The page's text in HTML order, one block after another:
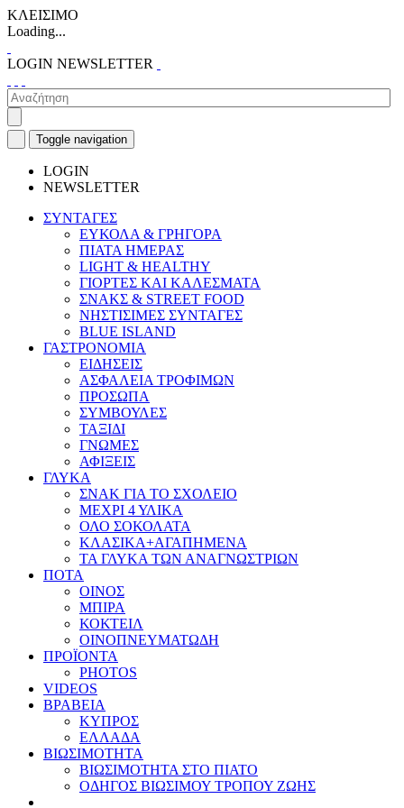
ΚΛΕΙΣΙΜΟ
Loading...
LOGIN NEWSLETTER
Toggle navigation
LOGIN
NEWSLETTER
ΣΥΝΤΑΓΕΣ
ΕΥΚΟΛΑ & ΓΡΗΓΟΡΑ
ΠΙΑΤΑ ΗΜΕΡΑΣ
LIGHT & HEALTHY
ΓΙΟΡΤΕΣ ΚΑΙ ΚΑΛΕΣΜΑΤΑ
ΣΝΑΚΣ & STREET FOOD
ΝΗΣΤΙΣΙΜΕΣ ΣΥΝΤΑΓΕΣ
BLUE ISLAND
ΓΑΣΤΡΟΝΟΜΙΑ
ΕΙΔΗΣΕΙΣ
ΑΣΦΑΛΕΙΑ ΤΡΟΦΙΜΩΝ
ΠΡΟΣΩΠΑ
ΣΥΜΒΟΥΛΕΣ
ΤΑΞΙΔΙ
ΓΝΩΜΕΣ
ΑΦΙΞΕΙΣ
ΓΛΥΚΑ
ΣΝΑΚ ΓΙΑ ΤΟ ΣΧΟΛΕΙΟ
ΜΕΧΡΙ 4 ΥΛΙΚΑ
ΟΛΟ ΣΟΚΟΛΑΤΑ
ΚΛΑΣΙΚΑ+ΑΓΑΠΗΜΕΝΑ
ΤΑ ΓΛΥΚΑ ΤΩΝ ΑΝΑΓΝΩΣΤΡΙΩΝ
ΠΟΤΑ
ΟΙΝΟΣ
ΜΠΙΡΑ
ΚΟΚΤΕΙΛ
ΟΙΝΟΠΝΕΥΜΑΤΩΔΗ
ΠΡΟΪΟΝΤΑ
PHOTOS
VIDEOS
ΒΡΑΒΕΙΑ
ΚΥΠΡΟΣ
ΕΛΛΑΔΑ
ΒΙΩΣΙΜΟΤΗΤΑ
ΒΙΩΣΙΜΟΤΗΤΑ ΣΤΟ ΠΙΑΤΟ
ΟΔΗΓΟΣ ΒΙΩΣΙΜΟΥ ΤΡΟΠΟΥ ΖΩΗΣ